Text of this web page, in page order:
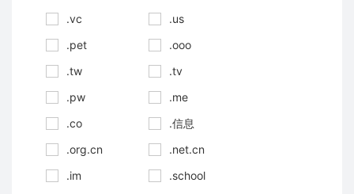
.vc
.us
.pet
.ooo
.tw
.tv
.pw
.me
.co
.信息
.org.cn
.net.cn
.im
.school